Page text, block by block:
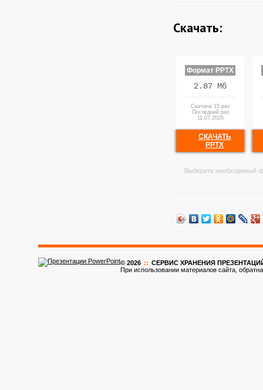
Скачать:
Формат PPTX
2.87 Мб
Скачана 15 раз
Последний раз
11.07.2026
СКАЧАТЬ
PPTX
Выберите необходимый
© 2026 :: CЕРВИС ХРАНЕНИЯ ПРЕЗЕНТАЦИЙ
При использовании материалов сайта,